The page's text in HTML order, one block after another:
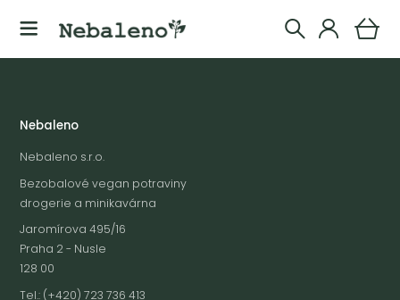
Nebaleno
Nebaleno s.r.o.
Bezobalové vegan potraviny
drogerie a minikavárna
Jaromírova 495/16
Praha 2 - Nusle
128 00
Tel.: (+420) 723 736 413